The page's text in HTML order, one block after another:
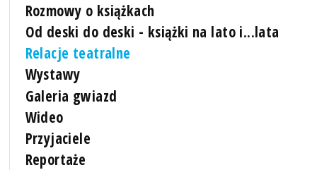
Rozmowy o książkach
Od deski do deski - książki na lato i...lata
Relacje teatralne
Wystawy
Galeria gwiazd
Wideo
Przyjaciele
Reportaże